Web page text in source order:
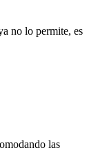
no lo permite, es
las